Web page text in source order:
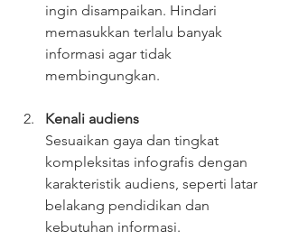
ingin disampaikan. Hindari
memasukkan terlalu banyak
informasi agar tidak
membingungkan.
Kenali audiens
Sesuaikan gaya dan tingkat
kompleksitas infografis dengan
karakteristik audiens, seperti latar
belakang pendidikan dan
kebutuhan informasi.